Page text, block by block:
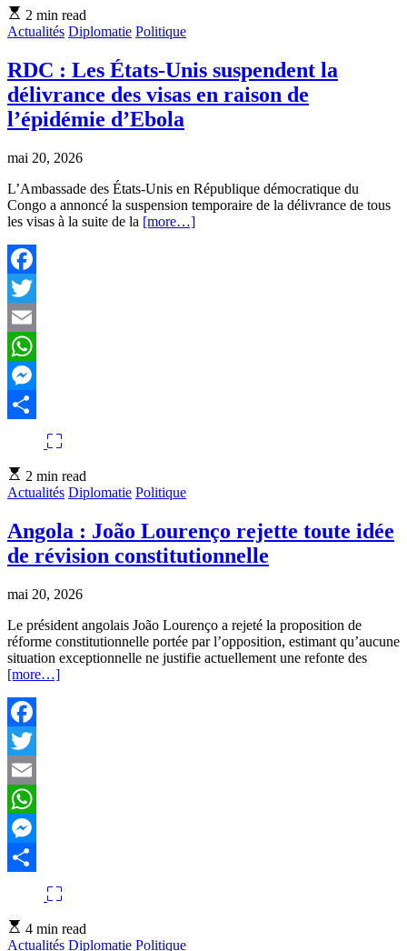
Estimated
read
2 min read
Actualités Diplomatie Politique
RDC : Les États-Unis suspendent la
délivrance des visas en raison de
l’épidémie d’Ebola
mai 20, 2026
L’Ambassade des États-Unis en République démocratique du
Congo a annoncé la suspension temporaire de la délivrance de tous
les visas à la suite de la [more…]
Facebook
Twitter
Email
WhatsApp
Messenger
Partager
Estimated
read
2 min read
Actualités Diplomatie Politique
Angola : João Lourenço rejette toute idée
de révision constitutionnelle
mai 20, 2026
Le président angolais João Lourenço a rejeté la proposition de
réforme constitutionnelle portée par l’opposition, estimant qu’aucune
situation exceptionnelle ne justifie actuellement une refonte des
[more…]
Facebook
Twitter
Email
WhatsApp
Messenger
Partager
Estimated
read
4 min read
Actualités Diplomatie Politique